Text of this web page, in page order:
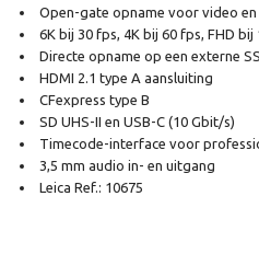
Open-gate opname voor video en
6K bij 30 fps, 4K bij 60 fps, FHD
Directe opname op een externe
HDMI 2.1 type A aansluiting
CFexpress type B
SD UHS-II en USB-C (10 Gbit/s)
Timecode-interface voor
3,5 mm audio in- en uitgang
Leica Ref.: 10675